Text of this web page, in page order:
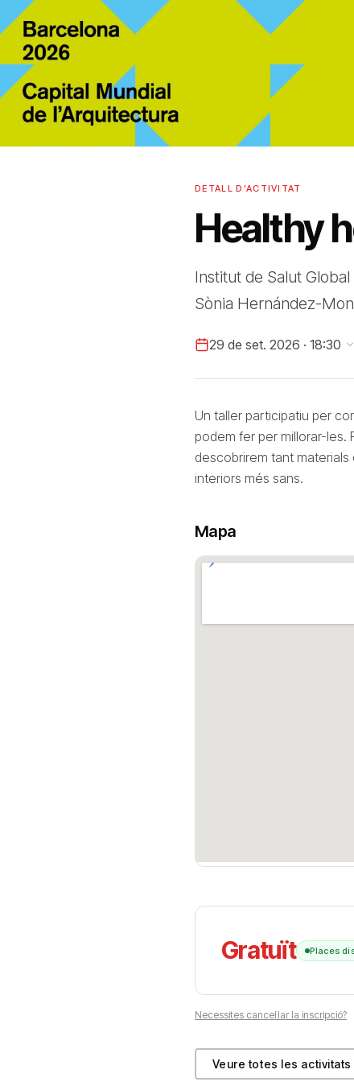
DETALL D’ACTIVITAT
Healthy
Institut de Salut
Sònia Hernández-
29 de set. 2026 · 18:30
Un taller participatiu per
podem fer per millorar-les.
descobrirem tant
interiors més sans.
Mapa
Gratuït Places
Necessites cancel·lar la inscripció?
Veure totes les activitats